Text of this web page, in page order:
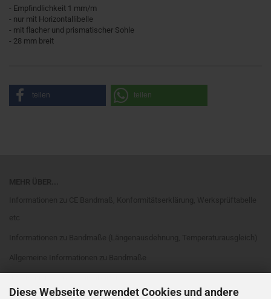
Diese Webseite verwendet Cookies und andere
- Empfindlichkeit 1 mm/m
- nur mit Horizontallibelle
- mit flacher und prismatischer Sohle
- 28 mm breit
teilen teilen